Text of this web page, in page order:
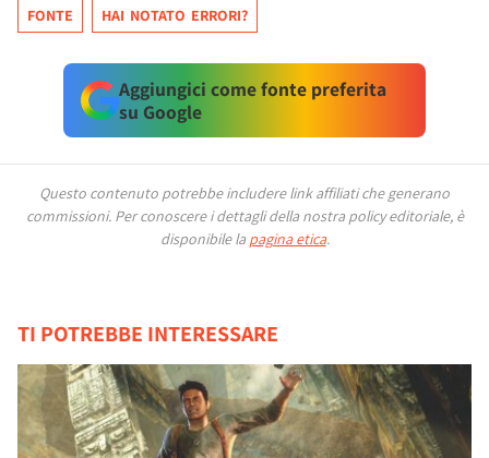
FONTE HAI NOTATO ERRORI?
Aggiungici come fonte preferita
su Google
Questo contenuto potrebbe includere link affiliati che generano
commissioni. Per conoscere i dettagli della nostra policy editoriale, è
disponibile la pagina etica.
TI POTREBBE INTERESSARE